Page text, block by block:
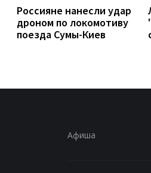
Россияне нанесли удар
дроном по локомотиву
поезда Сумы-Киев
Афиша